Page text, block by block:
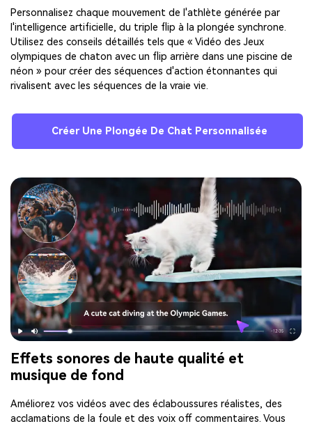
Personnalisez chaque mouvement de l'athlète générée par
l'intelligence artificielle, du triple flip à la plongée synchrone.
Utilisez des conseils détaillés tels que « Vidéo des Jeux
olympiques de chaton avec un flip arrière dans une piscine de
néon » pour créer des séquences d'action étonnantes qui
rivalisent avec les séquences de la vraie vie.
Créer Une Plongée De Chat Personnalisée
Effets sonores de haute qualité et
musique de fond
Améliorez vos vidéos avec des éclaboussures réalistes, des
acclamations de la foule et des voix off commentaires. Vous